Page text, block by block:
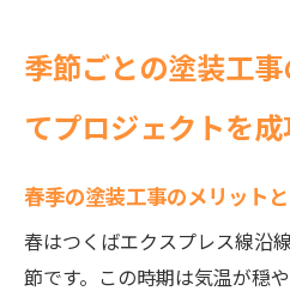
季節ごとの塗装工
てプロジェクトを
春季の塗装工事のメリット
春はつくばエクスプレス線沿
節です。この時期は気温が穏